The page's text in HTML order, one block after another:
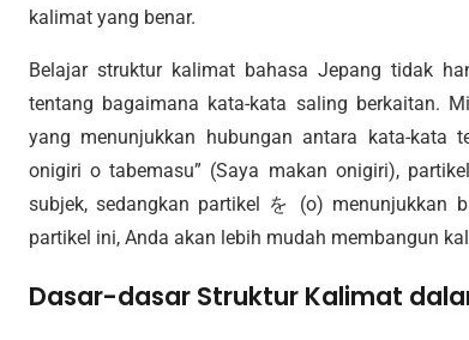
kalimat yang benar.
Belajar struktur kalimat bahasa Jepang tidak
tentang bagaimana kata-kata saling berkaitan.
yang menunjukkan hubungan antara kata-kata
onigiri o tabemasu” (Saya makan onigiri),
subjek, sedangkan partikel を (o) menunjukkan
partikel ini, Anda akan lebih mudah membangun
Dasar-dasar Struktur Kalimat